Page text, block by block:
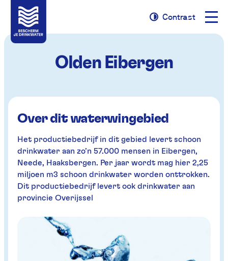
Naar
navigatie
Naar
inhoud
Contrast
Contrast
Olden Eibergen
Over dit waterwingebied
Het productiebedrijf in dit gebied levert schoon
drinkwater aan zo’n 57.000 mensen in Eibergen,
Neede, Haaksbergen. Per jaar wordt mag hier 2,25
miljoen m3 schoon drinkwater worden onttrokken.
Dit productiebedrijf levert ook drinkwater aan
provincie Overijssel